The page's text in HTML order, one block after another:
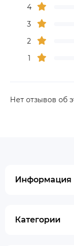
4
3
2
1
Нет отзывов об
Информация
Категории